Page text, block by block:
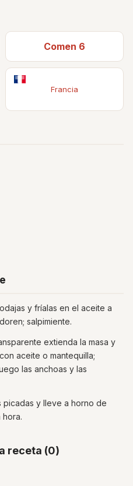
Comen 6
Francia
y fríalas en el aceite a
salpimiente.
extienda la masa y
aceite o mantequilla;
las anchoas y las
picadas y lleve a horno de
receta (0)